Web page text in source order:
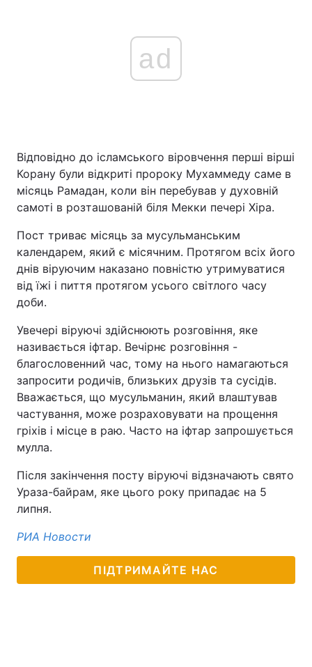
ad
Відповідно до ісламського віровчення перші вірші
Корану були відкриті пророку Мухаммеду саме в
місяць Рамадан, коли він перебував у духовній
самоті в розташованій біля Мекки печері Хіра.
Пост триває місяць за мусульманським
календарем, який є місячним. Протягом всіх його
днів віруючим наказано повністю утримуватися
від їжі і пиття протягом усього світлого часу
доби.
Увечері віруючі здійснюють розговіння, яке
називається іфтар. Вечірнє розговіння -
благословенний час, тому на нього намагаються
запросити родичів, близьких друзів та сусідів.
Вважається, що мусульманин, який влаштував
частування, може розраховувати на прощення
гріхів і місце в раю. Часто на іфтар запрошується
мулла.
Після закінчення посту віруючі відзначають свято
Ураза-байрам, яке цього року припадає на 5
липня.
РИА Новости
ПІДТРИМАЙТЕ НАС